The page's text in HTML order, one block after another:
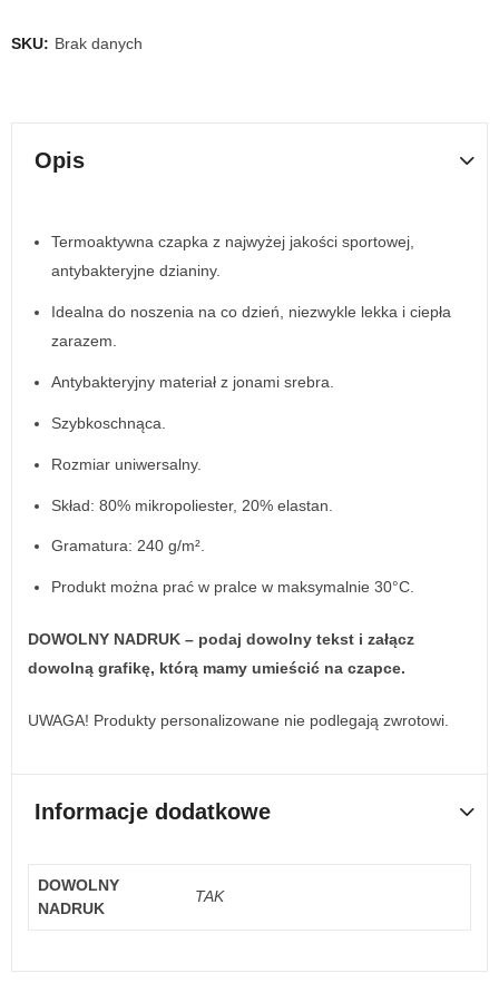
SKU: Brak danych
Opis
Termoaktywna czapka z najwyżej jakości sportowej,
antybakteryjne dzianiny.
Idealna do noszenia na co dzień, niezwykle lekka i ciepła
zarazem.
Antybakteryjny materiał z jonami srebra.
Szybkoschnąca.
Rozmiar uniwersalny.
Skład: 80% mikropoliester, 20% elastan.
Gramatura: 240 g/m².
Produkt można prać w pralce w maksymalnie 30°C.
DOWOLNY NADRUK – podaj dowolny tekst i załącz
dowolną grafikę, którą mamy umieścić na czapce.
UWAGA! Produkty personalizowane nie podlegają zwrotowi.
Informacje dodatkowe
DOWOLNY
NADRUK
TAK